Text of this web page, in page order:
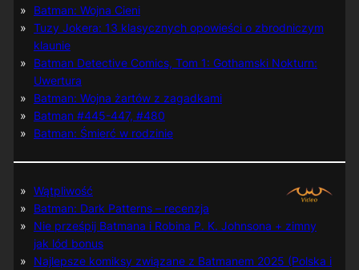
Batman: Wojna Cieni
Tuzy Jokera: 13 klasycznych opowieści o zbrodniczym
klaunie
Batman Detective Comics, Tom 1: Gothamski Nokturn:
Uwertura
Batman: Wojna żartów z zagadkami
Batman #445-447, #480
Batman: Śmierć w rodzinie
Wątpliwość
Batman: Dark Patterns – recenzja
Nie prześpij Batmana i Robina P. K. Johnsona + zimny
jak lód bonus
Najlepsze komiksy związane z Batmanem 2025 (Polska i